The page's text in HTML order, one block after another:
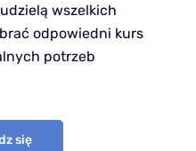
wszelkich
odpowiedni kurs
potrzeb
się